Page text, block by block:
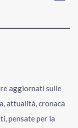
aggiornati sulle
attualità, cronaca
pensate per la